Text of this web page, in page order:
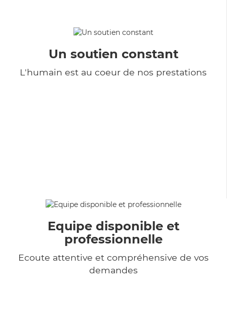
Un soutien constant
L'humain est au coeur de nos prestations
Equipe disponible et
professionnelle
Ecoute attentive et compréhensive de vos
demandes